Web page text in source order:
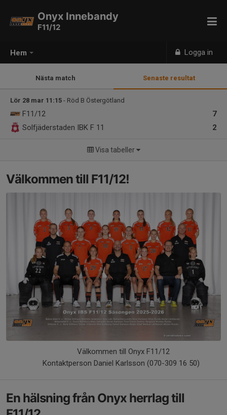
Hem Logga in
Onyx Innebandy
F11/12
Nästa match Senaste resultat
Lör 28 mar 11:15 - Röd B Östergötland
7
F11/12
2
Solfjäderstaden IBK F 11
Visa tabeller
Välkommen till F11/12!
Välkommen till Onyx F11/12
Kontaktperson Daniel Karlsson (070-309 16 50)
En hälsning från Onyx herrlag till